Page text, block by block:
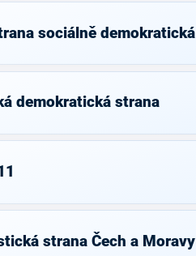
sociálně demokratická
demokratická strana
strana Čech a Moravy